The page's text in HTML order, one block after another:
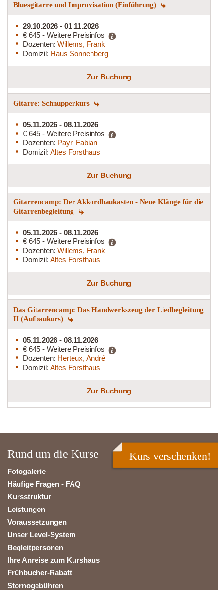
Bluesgitarre und Improvisation (Einführung)
29.10.2026 - 01.11.2026
€ 645 - Weitere Preisinfos
Dozenten: Willems, Frank
Domizil: Haus Sonnenberg
Zur Buchung
Gitarre: Schnupperkurs
05.11.2026 - 08.11.2026
€ 645 - Weitere Preisinfos
Dozenten: Payr, Fabian
Domizil: Altes Forsthaus
Zur Buchung
Gitarrencamp: Der Akkordbaukasten - Neue Klänge für die
Gitarrenbegleitung
05.11.2026 - 08.11.2026
€ 645 - Weitere Preisinfos
Dozenten: Willems, Frank
Domizil: Altes Forsthaus
Zur Buchung
Das Gitarrencamp: Das Handwerkszeug der Liedbegleitung
II (Aufbaukurs)
05.11.2026 - 08.11.2026
€ 645 - Weitere Preisinfos
Dozenten: Herteux, André
Domizil: Altes Forsthaus
Zur Buchung
Rund um die Kurse
Fotogalerie
Häufige Fragen - FAQ
Kursstruktur
Leistungen
Voraussetzungen
Unser Level-System
Begleitpersonen
Ihre Anreise zum Kurshaus
Frühbucher-Rabatt
Stornogebühren
Kurs verschenken!